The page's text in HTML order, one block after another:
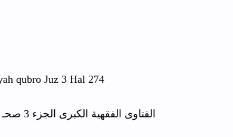
qubro Juz 3 Hal 274
الفتاوى الفقهية الكبرى الجزء 3 صحـ : 274 مكتبة دار الكتب الإسلامية